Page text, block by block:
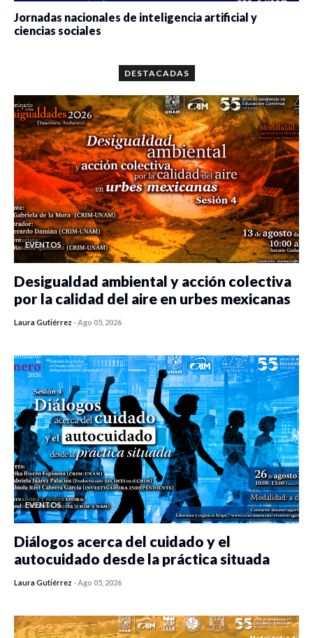
Jornadas nacionales de inteligencia artificial y
ciencias sociales
DESTACADAS
EVENTOS
Desigualdad ambiental y acción colectiva
por la calidad del aire en urbes mexicanas
Laura Gutiérrez -Ago 05, 2026
EVENTOS
Diálogos acerca del cuidado y el
autocuidado desde la práctica situada
Laura Gutiérrez -Ago 05, 2026